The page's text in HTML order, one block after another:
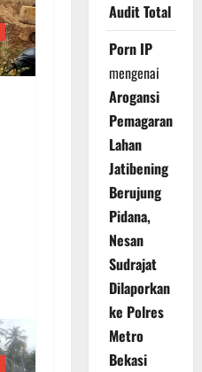
Audit Total
Porn IP
mengenai
Arogansi
Pemagaran
Lahan
Jatibening
Berujung
Pidana,
Nesan
Sudrajat
Dilaporkan
ke Polres
Metro
Bekasi